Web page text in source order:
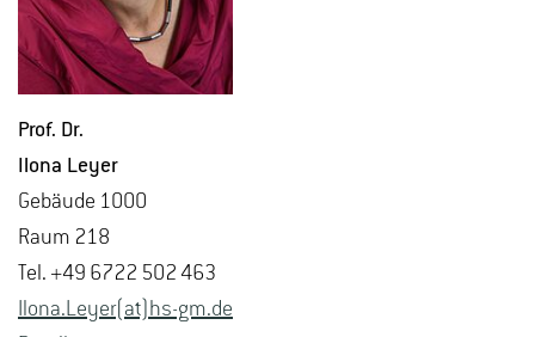
Prof. Dr.
Ilona Leyer
Ge­bäu­de 1000
Raum 218
Tel. +49 6722 502 463
Ilona.​Leyer(at)hs-​gm.​de